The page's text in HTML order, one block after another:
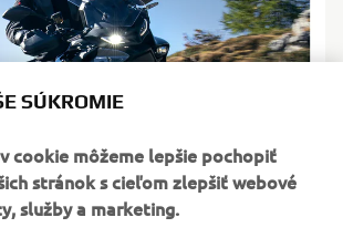
SÚKROMIE
cookie môžeme lepšie pochopiť
stránok s cieľom zlepšiť webové
služby a marketing.